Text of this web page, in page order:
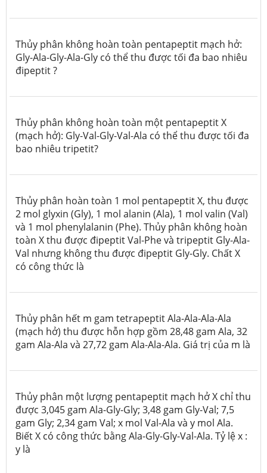
Thủy phân không hoàn toàn pentapeptit mạch hở:
Gly-Ala-Gly-Ala-Gly có thể thu được tối đa bao nhiêu
đipeptit ?
Thủy phân không hoàn toàn một pentapeptit X
(mạch hở): Gly-Val-Gly-Val-Ala có thể thu được tối đa
bao nhiêu tripetit?
Thủy phân hoàn toàn 1 mol pentapeptit X, thu được
2 mol glyxin (Gly), 1 mol alanin (Ala), 1 mol valin (Val)
và 1 mol phenylalanin (Phe). Thủy phân không hoàn
toàn X thu được đipeptit Val-Phe và tripeptit Gly-Ala-
Val nhưng không thu được đipeptit Gly-Gly. Chất X
có công thức là
Thủy phân hết m gam tetrapeptit Ala-Ala-Ala-Ala
(mạch hở) thu được hỗn hợp gồm 28,48 gam Ala, 32
gam Ala-Ala và 27,72 gam Ala-Ala-Ala. Giá trị của m là
Thủy phân một lượng pentapeptit mạch hở X chỉ thu
được 3,045 gam Ala-Gly-Gly; 3,48 gam Gly-Val; 7,5
gam Gly; 2,34 gam Val; x mol Val-Ala và y mol Ala.
Biết X có công thức bằng Ala-Gly-Gly-Val-Ala. Tỷ lệ x :
y là